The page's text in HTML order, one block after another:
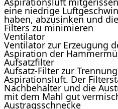
eine niedrige
haben, abzusinken und
Filters zu minimieren
Ventilator
Ventilator zur Erzeugung
Aspiration der
Aufsatzfilter
Aufsatz-Filter zur
Aspirationsluft. Der
Nachbehälter und die
mit dem Mahl gut
Austragsschnecke